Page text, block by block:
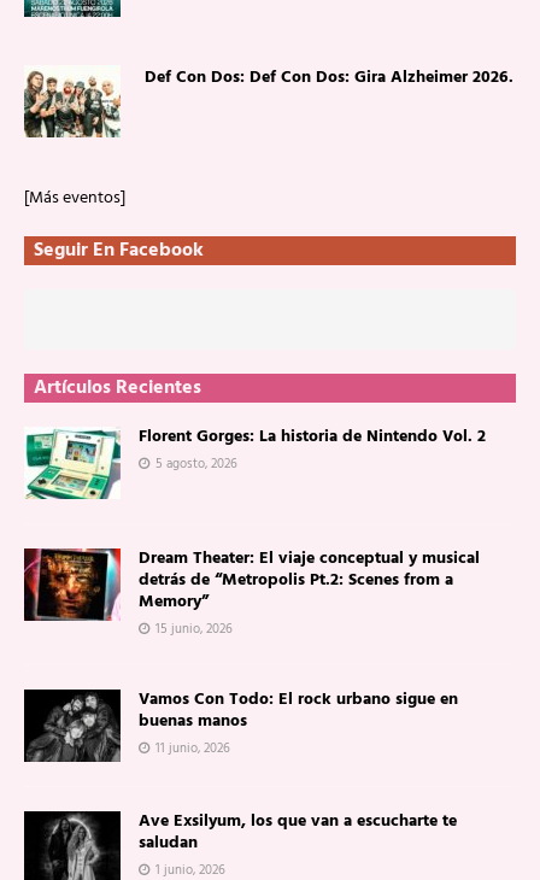
Def Con Dos: Def Con Dos: Gira Alzheimer 2026.
[Más eventos]
Seguir En Facebook
Artículos Recientes
Florent Gorges: La historia de Nintendo Vol. 2
5 agosto, 2026
Dream Theater: El viaje conceptual y musical
detrás de “Metropolis Pt.2: Scenes from a
Memory”
15 junio, 2026
Vamos Con Todo: El rock urbano sigue en
buenas manos
11 junio, 2026
Ave Exsilyum, los que van a escucharte te
saludan
1 junio, 2026